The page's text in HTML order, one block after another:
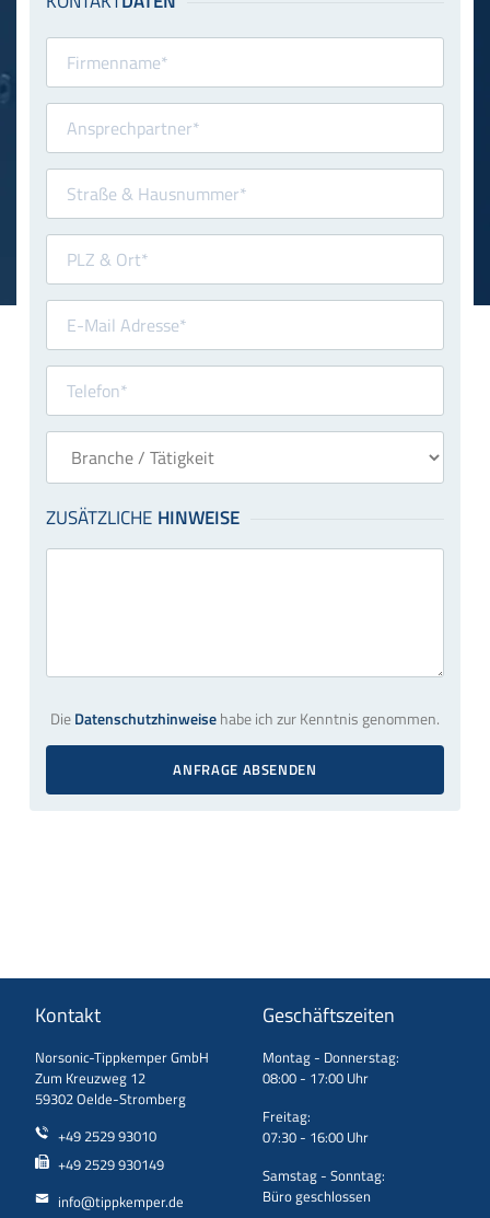
DieDatenschutzhinweisehabe ich zur Kenntnis genommen.
ANFRAGE ABSENDEN
Kontakt
Norsonic-Tippkemper GmbH
Zum Kreuzweg 12
59302 Oelde-Stromberg
+49 2529 93010
+49 2529 930149
info@tippkemper.de
Geschäftszeiten
Montag - Donnerstag:
08:00 - 17:00 Uhr
Freitag:
07:30 - 16:00 Uhr
Samstag - Sonntag:
Büro geschlossen